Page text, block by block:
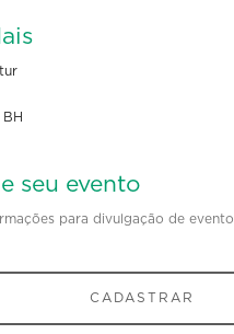
seu evento
para divulgação de
CADASTRAR